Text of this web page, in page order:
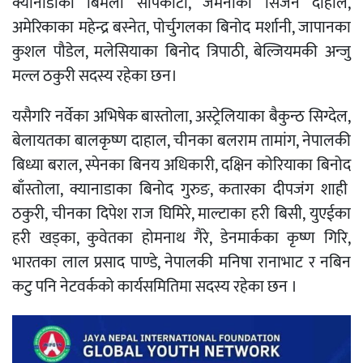
अमेरिकाका महेन्द्र बस्नेत, पोर्चुगलका बिनोद मर्शानी, जापानका
कुशल पौडेल, मलेसियाका बिनोद त्रिपाठी, बेल्जियमकी अन्जु
मल्ल ठकुरी सदस्य रहेका छन।
यसैगरि नर्वेका अभिषेक बास्तोला, अस्ट्रेलियाका बैकुन्ठ सिग्देल,
बेलायतका बालकृष्ण दाहाल, चीनका बलराम तामांग, नेपालकी
बिध्या बराल, स्पेनका बिनय अधिकारी, दक्षिन कोरियाका बिनोद
बाँस्तोला, क्यानाडाका बिनोद गुरुङ, कतारका दीपजंग शाही
ठकुरी, चीनका दिपेश राज घिमिरे, माल्टाका हरी बिसी, युएईका
हरी खड्का, कुवेतका होमनाथ गैरे, डेनमार्कका कृष्ण गिरि,
भारतका लाल प्रसाद पाण्डे, नेपालकी मनिषा रानाभाट र नबिन
कटु पनि नेटवर्कको कार्यसमितिमा सदस्य रहेका छन ।